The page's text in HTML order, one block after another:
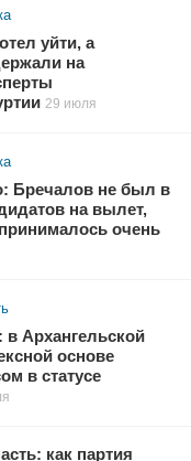
уйти, а
на
29 июля
Бречалов не был в
на вылет,
очень
Архангельской
основе
в статусе
как партия